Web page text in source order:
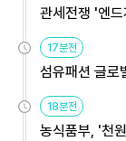
관세전쟁 '엔
용해야
17분전
섬유패션 글
원
18분전
농식품부, '천